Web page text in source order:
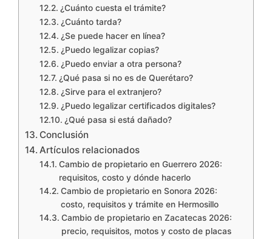
¿Cuánto cuesta el trámite?
¿Cuánto tarda?
¿Se puede hacer en línea?
¿Puedo legalizar copias?
¿Puedo enviar a otra persona?
¿Qué pasa si no es de Querétaro?
¿Sirve para el extranjero?
¿Puedo legalizar certificados digitales?
¿Qué pasa si está dañado?
Conclusión
Artículos relacionados
Cambio de propietario en Guerrero 2026:
requisitos, costo y dónde hacerlo
Cambio de propietario en Sonora 2026:
costo, requisitos y trámite en Hermosillo
Cambio de propietario en Zacatecas 2026:
precio, requisitos, motos y costo de placas